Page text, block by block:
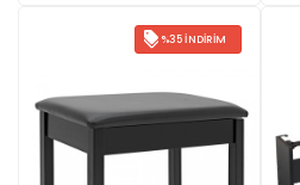
%35 İNDIRIM